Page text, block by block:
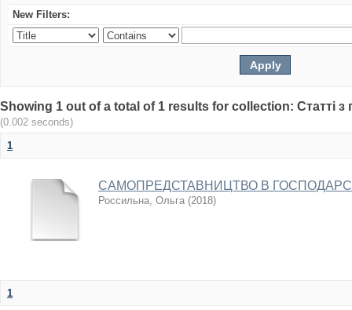
New Filters:
Showing 1 out of a total of 1 results for collection: Статті з
(0.002 seconds)
1
САМОПРЕДСТАВНИЦТВО В
Россильна, Ольга (2018)
1